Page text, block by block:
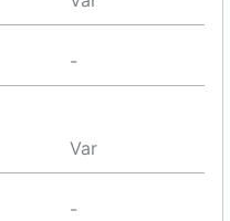
-
Var
-